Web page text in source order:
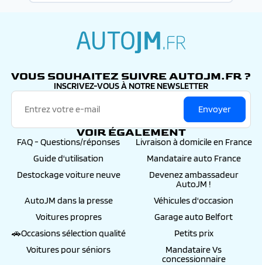
VOUS SOUHAITEZ SUIVRE AUTOJM.FR ?
INSCRIVEZ-VOUS À NOTRE NEWSLETTER
Envoyer
VOIR ÉGALEMENT
FAQ - Questions/réponses
Livraison à domicile en France
Guide d'utilisation
Mandataire auto France
Destockage voiture neuve
Devenez ambassadeur
AutoJM !
AutoJM dans la presse
Véhicules d'occasion
Voitures propres
Garage auto Belfort
🚗Occasions sélection qualité
Petits prix
Voitures pour séniors
Mandataire Vs
concessionnaire